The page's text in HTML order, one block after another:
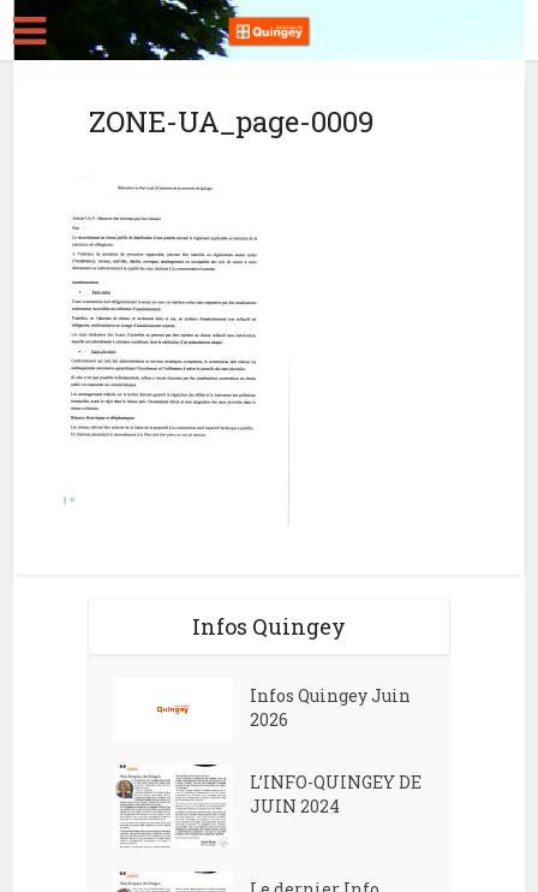
ZONE-UA_page-0009
Infos Quingey
Infos Quingey Juin
2026
L’INFO-QUINGEY DE
JUIN 2024